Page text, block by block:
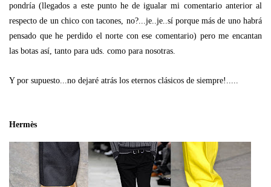
pondría (llegados a este punto he de igualar mi comentario anterior al
respecto de un chico con tacones, no?...je..je..sí porque más de uno habrá
pensado que he perdido el norte con ese comentario) pero me encantan
las botas así, tanto para uds. como para nosotras.
Y por supuesto...no dejaré atrás los eternos clásicos de siempre!.....
Hermès